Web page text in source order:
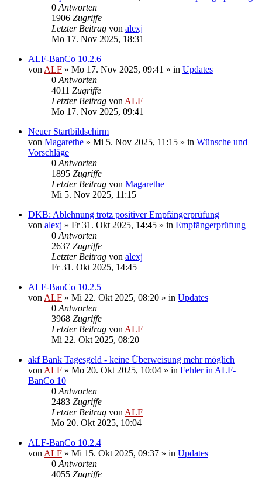
0 Antworten
1906 Zugriffe
Letzter Beitrag von alexj
Mo 17. Nov 2025, 18:31
ALF-BanCo 10.2.6
von ALF » Mo 17. Nov 2025, 09:41 » in Updates
0 Antworten
4011 Zugriffe
Letzter Beitrag von ALF
Mo 17. Nov 2025, 09:41
Neuer Startbildschirm
von Magarethe » Mi 5. Nov 2025, 11:15 » in Wünsche und
Vorschläge
0 Antworten
1895 Zugriffe
Letzter Beitrag von Magarethe
Mi 5. Nov 2025, 11:15
DKB: Ablehnung trotz positiver Empfängerprüfung
von alexj » Fr 31. Okt 2025, 14:45 » in Empfängerprüfung
0 Antworten
2637 Zugriffe
Letzter Beitrag von alexj
Fr 31. Okt 2025, 14:45
ALF-BanCo 10.2.5
von ALF » Mi 22. Okt 2025, 08:20 » in Updates
0 Antworten
3968 Zugriffe
Letzter Beitrag von ALF
Mi 22. Okt 2025, 08:20
akf Bank Tagesgeld - keine Überweisung mehr möglich
von ALF » Mo 20. Okt 2025, 10:04 » in Fehler in ALF-
BanCo 10
0 Antworten
2483 Zugriffe
Letzter Beitrag von ALF
Mo 20. Okt 2025, 10:04
ALF-BanCo 10.2.4
von ALF » Mi 15. Okt 2025, 09:37 » in Updates
0 Antworten
4055 Zugriffe